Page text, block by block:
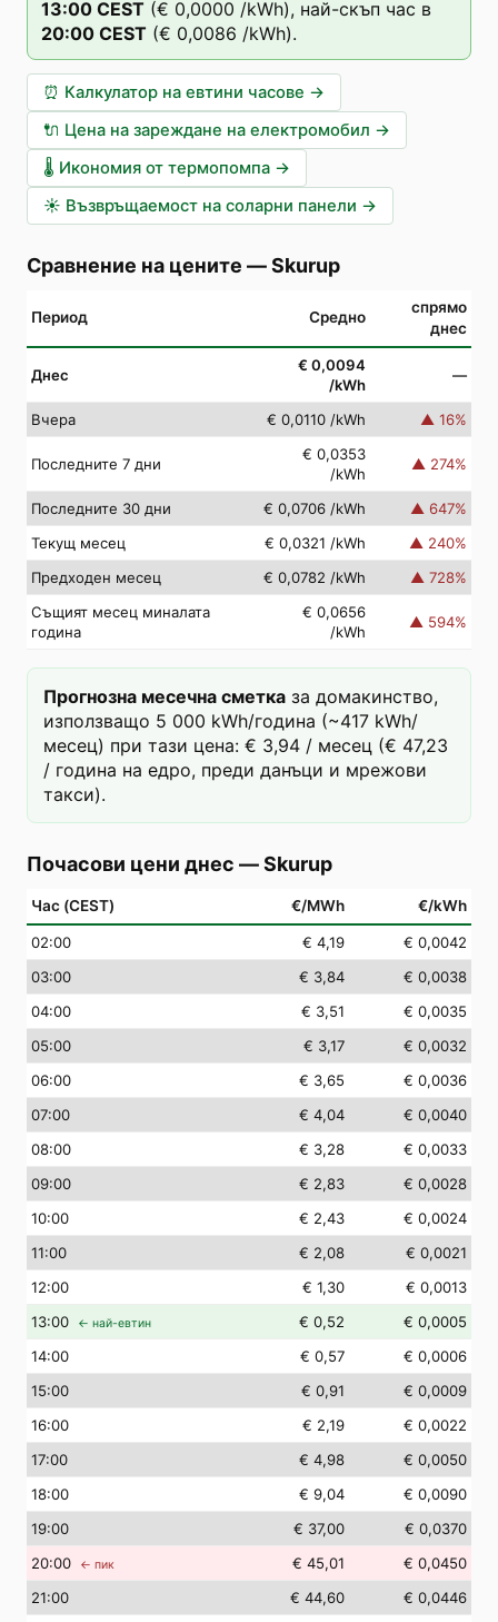
13:00 CEST (€ 0,0000 /kWh), най-скъп час в
20:00 CEST (€ 0,0086 /kWh).
⏰ Калкулатор на евтини часове →
🔌 Цена на зареждане на електромобил →
🌡️ Икономия от термопомпа →
☀️ Възвръщаемост на соларни панели →
Сравнение на цените —Skurup
Период Средно
спрямо
днес
Днес
€ 0,0094
/kWh
—
Вчера € 0,0110 /kWh ▲ 16%
Последните 7 дни
€ 0,0353
/kWh
▲ 274%
Последните 30 дни € 0,0706 /kWh ▲ 647%
Текущ месец
€ 0,0321 /kWh ▲ 240%
Предходен месец
€ 0,0782 /kWh ▲ 728%
Същият месец миналата
година
€ 0,0656
/kWh
▲ 594%
Прогнозна месечна сметка за домакинство,
използващо 5 000 kWh/година (~417 kWh/
месец) при тази цена: € 3,94 / месец (€ 47,23
/ година на едро, преди данъци и мрежови
такси).
Почасови цени днес —Skurup
Час (CEST) €/MWh €/kWh
02:00 € 4,19
€ 0,0042
03:00 € 3,84
€ 0,0038
04:00 € 3,51
€ 0,0035
05:00 € 3,17
€ 0,0032
06:00 € 3,65
€ 0,0036
07:00 € 4,04
€ 0,0040
08:00 € 3,28
€ 0,0033
09:00 € 2,83
€ 0,0028
10:00 € 2,43
€ 0,0024
11:00 € 2,08
€ 0,0021
12:00 € 1,30
€ 0,0013
13:00 ← най-евтин € 0,52
€ 0,0005
14:00 € 0,57
€ 0,0006
15:00 € 0,91
€ 0,0009
16:00 € 2,19
€ 0,0022
17:00 € 4,98
€ 0,0050
18:00 € 9,04
€ 0,0090
19:00 € 37,00
€ 0,0370
20:00 ← пик € 45,01
€ 0,0450
21:00 € 44,60
€ 0,0446